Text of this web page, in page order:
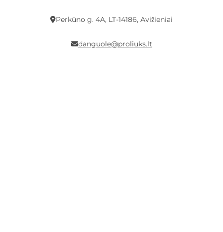
Perkūno g. 4A, LT-14186, Avižieniai
danguole@proliuks.lt